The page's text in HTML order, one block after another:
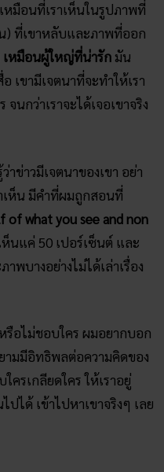
หมือนที่เราเห็นในรูปภาพที่
) ที่เขาหลับและภาพที่ออก
เหมือนผู้ใหญ่ที่น่ารัก มัน
เขามีเจตนาที่จะทำให้เรา
นกว่าเราจะได้เจอเขาจริง
าข่าวมีเจตนาของเขา อย่า
าเห็น มีคำที่ผมถูกสอนที่
of what you see and non
ห็นแค่ 50 เปอร์เซ็นต์ และ
าพบางอย่างไม่ได้เล่าเรื่อง
รือไม่ชอบใคร ผมอยากบอก
ามมีอิทธิพลต่อความคิดของ
ครเกลียดใคร ให้เราอยู่
ได้ เข้าไปหาเขาจริงๆ เลย